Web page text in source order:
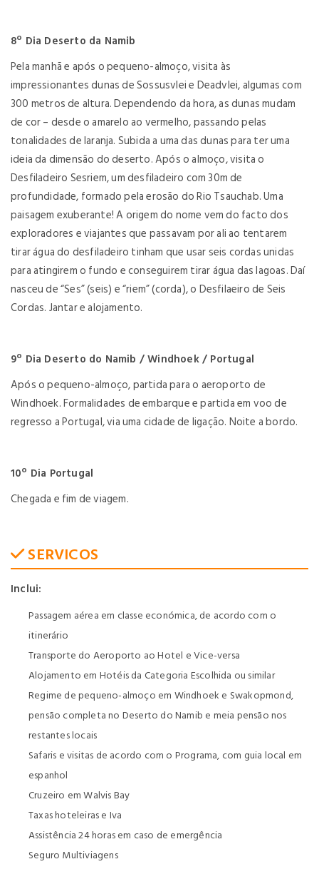
8º Dia Deserto da Namib
Pela manhã e após o pequeno-almoço, visita às
impressionantes dunas de Sossusvlei e Deadvlei, algumas com
300 metros de altura. Dependendo da hora, as dunas mudam
de cor – desde o amarelo ao vermelho, passando pelas
tonalidades de laranja. Subida a uma das dunas para ter uma
ideia da dimensão do deserto. Após o almoço, visita o
Desfiladeiro Sesriem, um desfiladeiro com 30m de
profundidade, formado pela erosão do Rio Tsauchab. Uma
paisagem exuberante! A origem do nome vem do facto dos
exploradores e viajantes que passavam por ali ao tentarem
tirar água do desfiladeiro tinham que usar seis cordas unidas
para atingirem o fundo e conseguirem tirar água das lagoas. Daí
nasceu de “Ses” (seis) e “riem” (corda), o Desfilaeiro de Seis
Cordas. Jantar e alojamento.
9º Dia Deserto do Namib / Windhoek / Portugal
Após o pequeno-almoço, partida para o aeroporto de
Windhoek. Formalidades de embarque e partida em voo de
regresso a Portugal, via uma cidade de ligação. Noite a bordo.
10º Dia Portugal
Chegada e fim de viagem.
SERVICOS
Inclui:
Passagem aérea em classe económica, de acordo com o
itinerário
Transporte do Aeroporto ao Hotel e Vice-versa
Alojamento em Hotéis da Categoria Escolhida ou similar
Regime de pequeno-almoço em Windhoek e Swakopmond,
pensão completa no Deserto do Namib e meia pensão nos
restantes locais
Safaris e visitas de acordo com o Programa, com guia local em
espanhol
Cruzeiro em Walvis Bay
Taxas hoteleiras e Iva
Assistência 24 horas em caso de emergência
Seguro Multiviagens